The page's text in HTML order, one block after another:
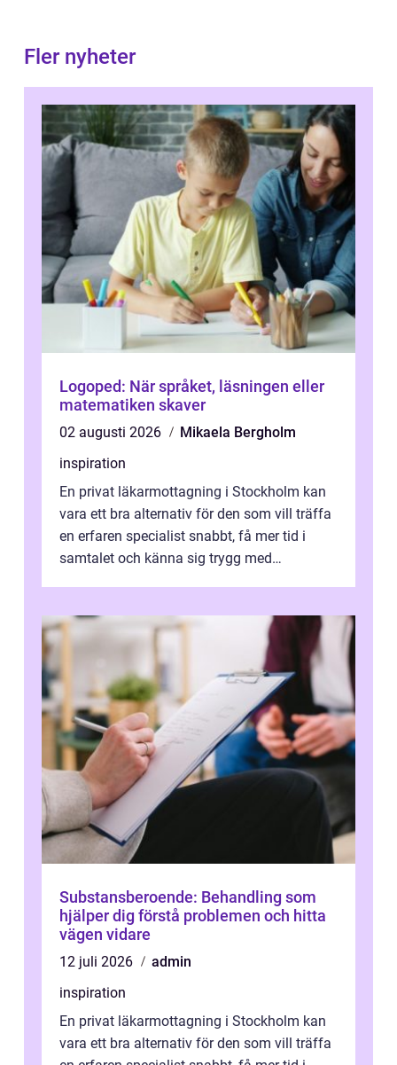
Fler nyheter
Logoped: När språket, läsningen eller
matematiken skaver
02 augusti 2026
Mikaela Bergholm
inspiration
En privat läkarmottagning i Stockholm kan
vara ett bra alternativ för den som vill träffa
en erfaren specialist snabbt, få mer tid i
samtalet och känna sig trygg med
Substansberoende: Behandling som
hjälper dig förstå problemen och hitta
vägen vidare
12 juli 2026
admin
inspiration
En privat läkarmottagning i Stockholm kan
vara ett bra alternativ för den som vill träffa